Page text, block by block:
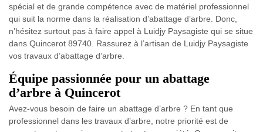
spécial et de grande compétence avec de matériel professionnel
qui suit la norme dans la réalisation d’abattage d’arbre. Donc,
n’hésitez surtout pas à faire appel à Luidjy Paysagiste qui se situe
dans Quincerot 89740. Rassurez à l’artisan de Luidjy Paysagiste
vos travaux d’abattage d’arbre.
Équipe passionnée pour un abattage
d’arbre à Quincerot
Avez-vous besoin de faire un abattage d’arbre ? En tant que
professionnel dans les travaux d’arbre, notre priorité est de